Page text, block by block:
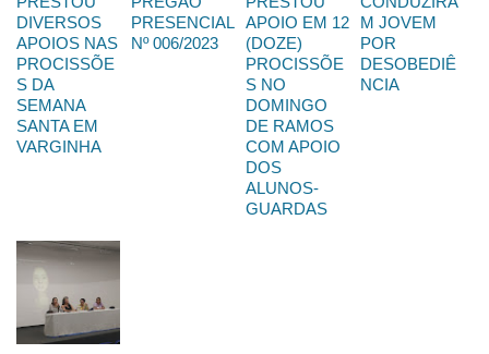
DIVERSOS
APOIOS NAS
PROCISSÕE
S DA
SEMANA
SANTA EM
VARGINHA
PRESENCIAL
Nº 006/2023
APOIO EM 12
(DOZE)
PROCISSÕE
S NO
DOMINGO
DE RAMOS
COM APOIO
DOS
ALUNOS-
GUARDAS
M JOVEM
POR
DESOBEDIÊ
NCIA